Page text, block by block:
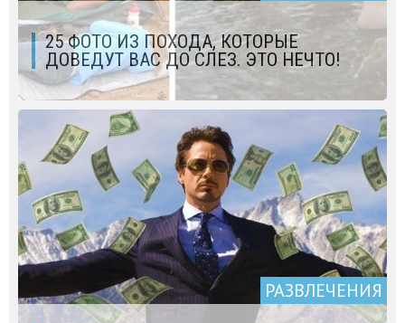
25 ФОТО ИЗ ПОХОДА, КОТОРЫЕ
ДОВЕДУТ ВАС ДО СЛЕЗ. ЭТО НЕЧТО!
РАЗВЛЕЧЕНИЯ